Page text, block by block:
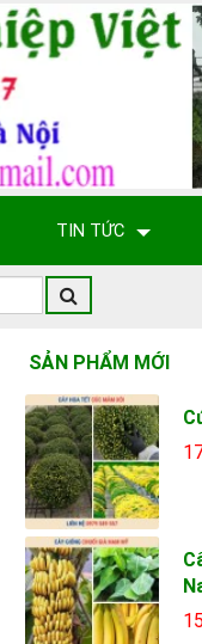
TIN TỨC
SẢN PHẨM MỚI